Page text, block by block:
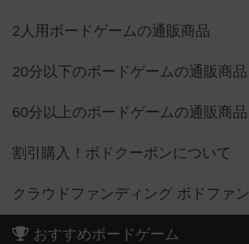
2人用ボードゲームの通販商品
20分以下のボードゲームの通販商品
60分以上のボードゲームの通販商品
割引購入！ボドクーポンについて
クラウドファンディング ボドファン
おすすめボードゲーム